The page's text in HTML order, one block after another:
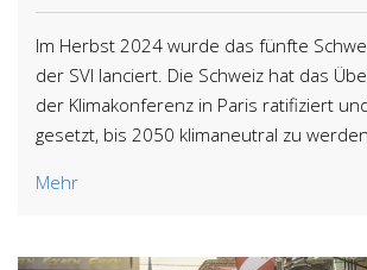
Im Herbst 2024 wurde das fünfte
der SVI lanciert. Die Schweiz hat das
der Klimakonferenz in Paris ratifiziert
gesetzt, bis 2050 klimaneutral zu
Mehr